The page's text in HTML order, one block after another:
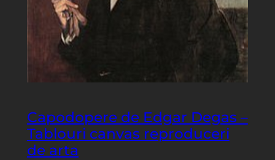
Capodopere de Edgar Degas –
Tablouri canvas reproduceri
de arta